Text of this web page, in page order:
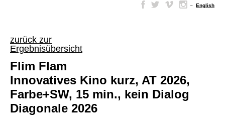
– English
zurück zur
Ergebnisübersicht
Flim Flam
Innovatives Kino kurz, AT 2026,
Farbe+SW, 15 min., kein Dialog
Diagonale 2026